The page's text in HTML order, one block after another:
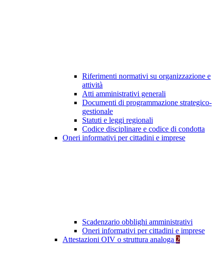
Riferimenti normativi su organizzazione e
attività
Atti amministrativi generali
Documenti di programmazione strategico-
gestionale
Statuti e leggi regionali
Codice disciplinare e codice di condotta
Oneri informativi per cittadini e imprese
Scadenzario obblighi amministrativi
Oneri informativi per cittadini e imprese
Attestazioni OIV o struttura analoga 2